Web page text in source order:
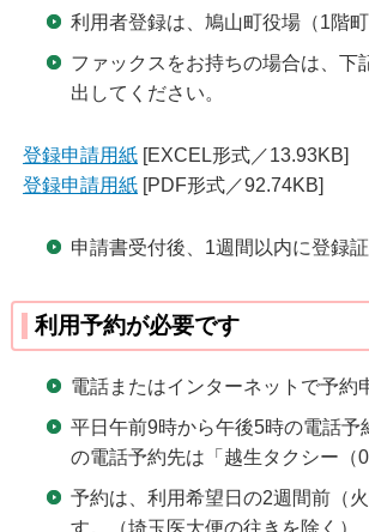
利用者登録は、鳩山町役場（1階
ファックスをお持ちの場合は、下
出してください。
登録申請用紙 [EXCEL形式／13.93KB]
登録申請用紙 [PDF形式／92.74KB]
申請書受付後、1週間以内に登録
利用予約が必要です
電話またはインターネットで予約
平日午前9時から午後5時の電話
の電話予約先は「越生タクシー（
予約は、利用希望日の2週間前（
す。（埼玉医大便の往きを除く）